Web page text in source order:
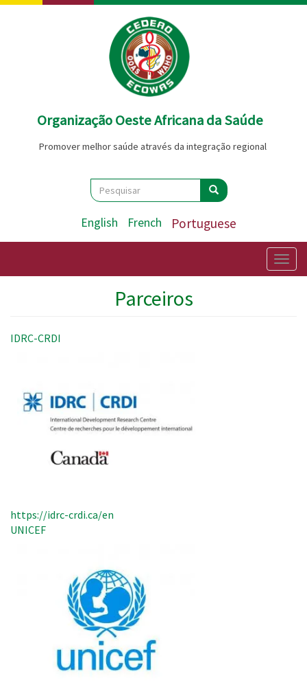
Passar
Organização Oeste Africana da Saúde
Promover melhor saúde através da integração regional
Search
Pesquisar Pesquisar
English French Portuguese
Parceiros
IDRC-CRDI
https://idrc-crdi.ca/en
UNICEF